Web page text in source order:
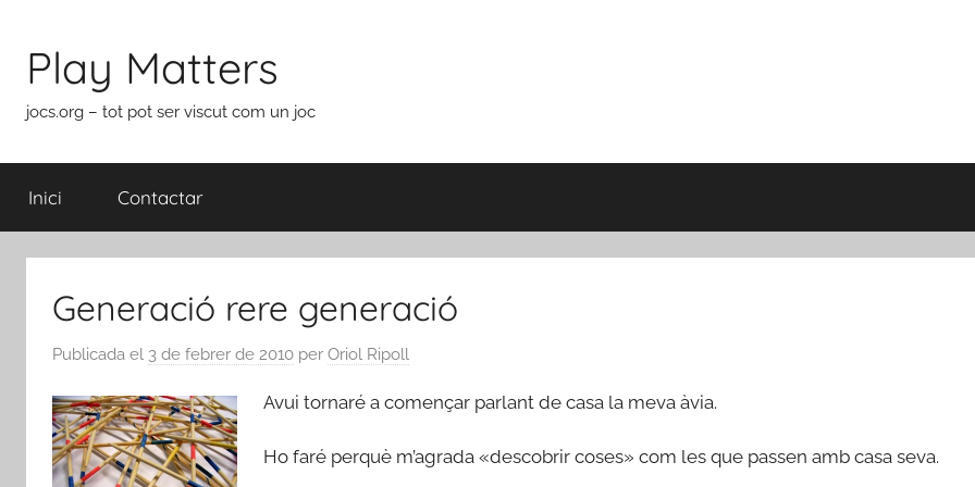
contingut
Play Matters
jocs.org – tot pot ser viscut com un joc
Inici Contactar
Generació rere generació
Publicada el 3 de febrer de 2010 per Oriol Ripoll
Avui tornaré a començar parlant de casa la meva àvia.
Ho faré perquè m’agrada «descobrir coses» com les que passen amb casa seva.